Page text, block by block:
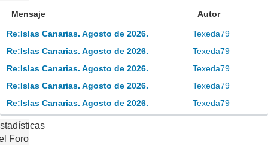
Mensaje Autor
Re:Islas Canarias. Agosto de 2026.
Texeda79
Re:Islas Canarias. Agosto de 2026.
Texeda79
Re:Islas Canarias. Agosto de 2026.
Texeda79
Re:Islas Canarias. Agosto de 2026.
Texeda79
Re:Islas Canarias. Agosto de 2026.
Texeda79
Foro